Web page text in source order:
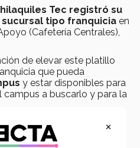
Tec registró su
tipo franquicia en
(Cafetería Centrales),
de elevar este platillo
que pueda
y estar disponibles para
campus a buscarlo y para la
Monterrey, los otros
de Chilaquiles
Estado de México,
×